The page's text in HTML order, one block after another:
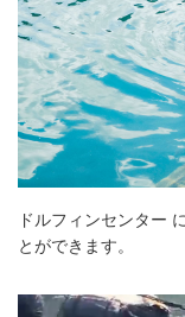
ドルフィンセンター
とができます。